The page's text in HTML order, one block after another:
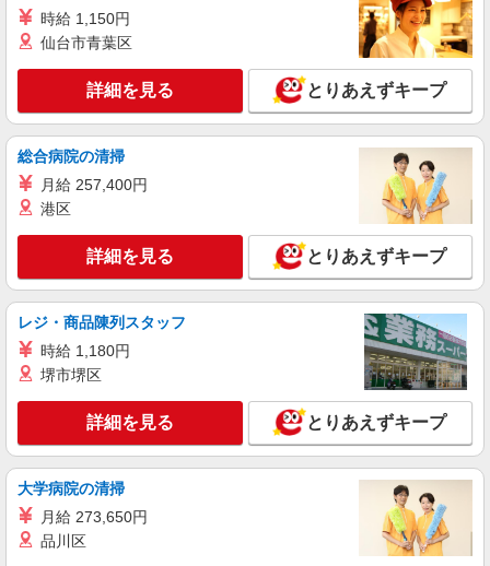
時給 1,150円
仙台市青葉区
詳細を見る とりあえずキープ
総合病院の清掃
月給 257,400円
港区
詳細を見る とりあえずキープ
レジ・商品陳列スタッフ
時給 1,180円
堺市堺区
詳細を見る とりあえずキープ
大学病院の清掃
月給 273,650円
品川区